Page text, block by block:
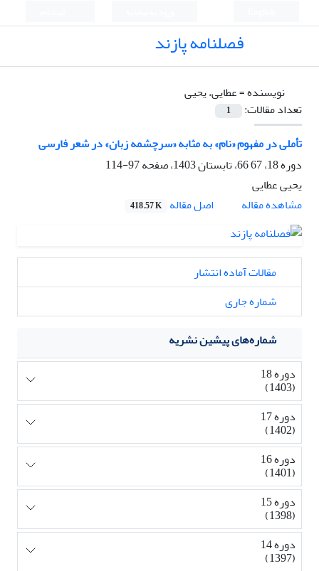
فصلنامه پازند
نویسنده =عطایی، یحیی
تعداد مقالات:
1
تأملی در مفهوم «نام» به ‌مثابه «سرچشمه‌ زبان» در شعر فارسی
دوره 18، 67 66، تابستان 1403، صفحه
97-114
یحیی عطایی
مشاهده مقاله
اصل مقاله 418.57 K
مقالات آماده انتشار
شماره جاری
شماره‌های پیشین نشریه
دوره 18
(1403)
دوره 17
(1402)
دوره 16
(1401)
دوره 15
(1398)
دوره 14
(1397)